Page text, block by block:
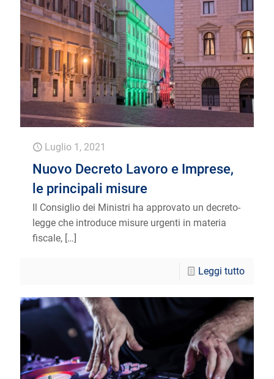
Luglio 1, 2021
Nuovo Decreto Lavoro e Imprese,
le principali misure
Il Consiglio dei Ministri ha approvato un decreto-
legge che introduce misure urgenti in materia
fiscale, […]
Leggi tutto